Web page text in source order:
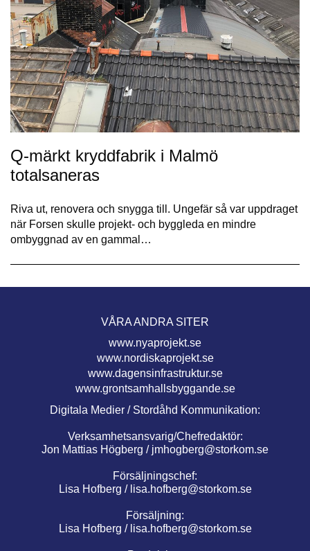
Q-märkt kryddfabrik i Malmö
totalsaneras
Riva ut, renovera och snygga till. Ungefär så var uppdraget
när Forsen skulle projekt- och byggleda en mindre
ombyggnad av en gammal…
VÅRA ANDRA SITER
www.nyaprojekt.se
www.nordiskaprojekt.se
www.dagensinfrastruktur.se
www.grontsamhallsbyggande.se
Digitala Medier / Stordåhd Kommunikation:
Verksamhetsansvarig/Chefredaktör:
Jon Mattias Högberg / jmhogberg@storkom.se
Försäljningschef:
Lisa Hofberg / lisa.hofberg@storkom.se
Försäljning:
Lisa Hofberg / lisa.hofberg@storkom.se